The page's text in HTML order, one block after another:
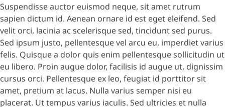
Suspendisse auctor euismod neque, sit amet rutrum
sapien dictum id. Aenean ornare id est eget eleifend. Sed
velit orci, lacinia ac scelerisque sed, tincidunt sed purus.
Sed ipsum justo, pellentesque vel arcu eu, imperdiet varius
felis. Quisque a dolor quis enim pellentesque sollicitudin ut
eu libero. Proin augue dolor, facilisis id augue ut, dignissim
cursus orci. Pellentesque ex leo, feugiat id porttitor sit
amet, pretium at lacus. Nulla varius semper nisi eu
placerat. Ut tempus varius iaculis. Sed ultricies et nulla